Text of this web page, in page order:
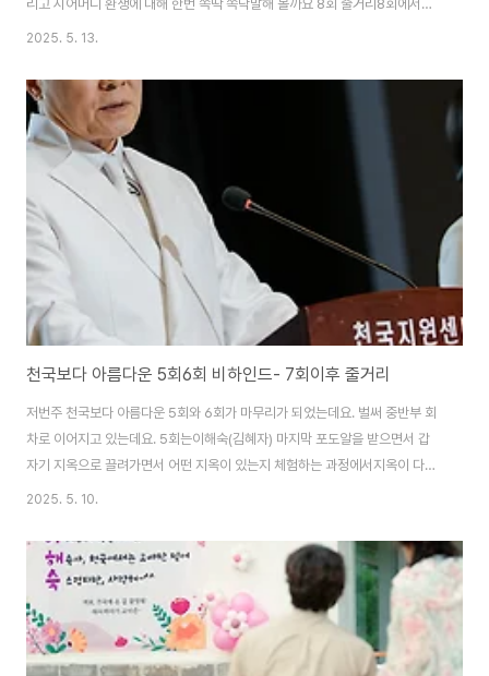
리고 시어머니 환생에 대해 한번 쏙딱 쏙닥말해 볼까요 8회 줄거리8회에서는
크게 두 가지로 구성의 에피소드로 시어머니의 환생과 고낙준과 솜이가 솜이의
고 그 이후에 교회에서 쌀이 발효된 것을 가지고 술빵을 만들다가 술 취해서 소
란을 피우다가 지원센터 보안팀에 끌려가서 남편에 의해 결국 집으로 돌아오게
되고 남편에게 술 없이 맨정신으로 어떻게 견딜 수 있냐며 일수꾼으로 살면서
겪은 수모와 시어머니에게 느낀 설움을남편에게 말을 하면서 화해를 하고 시어
머니가 남편한테 한 말이 마음에 걸려..
2025. 5. 13.
천국보다 아름다운 5회6회 비하인드- 7회이후 줄거리
저번주 천국보다 아름다운 5회와 6회가 마무리가 되었는데요. 벌써 중반부 회
차로 이어지고 있는데요. 5회는이해숙(김혜자) 마지막 포도알을 받으면서 갑
자기 지옥으로 끌려가면서 어떤 지옥이 있는지 체험하는 과정에서지옥이 다양
한 종류 보여 주면서 우여곡절 끝에 다시 천국으로 돌아오면서 천국에서 스스
국과 지옥을 극적인 분위기를 보여주면서 5회와 6회까지 마무리되었습니다.
지옥에 가면 다양하고 이색적인 장면들이 많이 보였습니다 오늘은 이것에 대한
5회와 6회의 비하인드 한번 이야기해보도록 하겠습니다. 5회에 지옥 장면들
5회에서 새롭게 이번에 지옥이 시청자들 눈길을 끌었던 것은 지옥에서 벌을 주
는 장면으로 지옥의 사후세계에 대한 여러가..
2025. 5. 10.